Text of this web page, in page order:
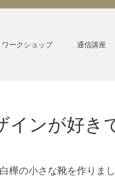
ワークショップ 通信講座
ンが好き
の小さな靴を作りま